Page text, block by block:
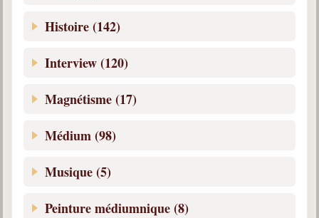
Histoire (142)
Interview (120)
Magnétisme (17)
Médium (98)
Musique (5)
Peinture médiumnique (8)